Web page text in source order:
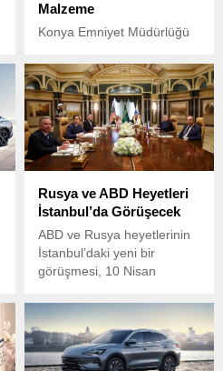
Malzeme
Konya Emniyet Müdürlüğü
Suçlarla Mücadele Şube
Müdürlüğü ekipleri,
kaçakçılıkla mücadele
kapsamında son bir haftada
geniş çaplı bir operasyon
düzenledi.
Rusya ve ABD Heyetleri
İstanbul’da Görüşecek
ABD ve Rusya heyetlerinin
İstanbul’daki yeni bir
görüşmesi, 10 Nisan
10:00’da Rusya’nın İstanbul
Başkonsolosluğu’nda
gerçekleşecek.